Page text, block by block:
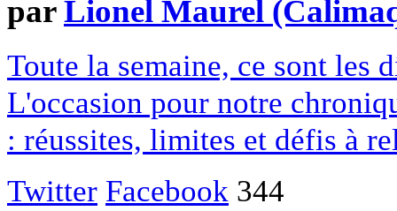
parLionel Maurel
Toute la semaine, ce sont les
L'occasion pour notre
: réussites, limites et défis à
Twitter Facebook 344